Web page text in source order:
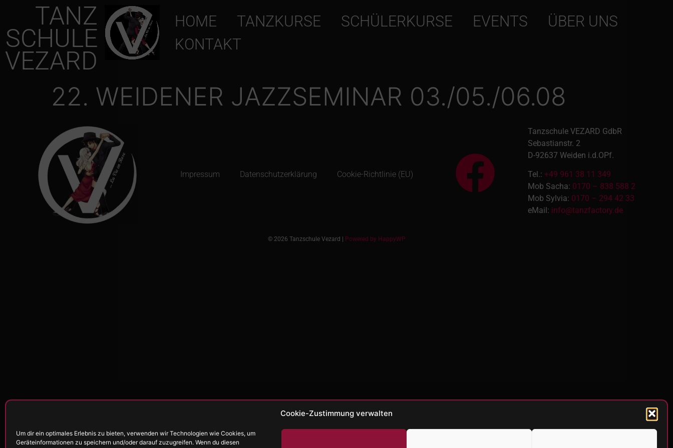
Cookie-Zustimmung verwalten
Um dir ein optimales Erlebnis zu bieten, verwenden wir Technologien wie Cookies, um
Geräteinformationen zu speichern und/oder darauf zuzugreifen. Wenn du diesen
TANZ
SCHULE
VEZARD
HOME TANZKURSE SCHÜLERKURSE EVENTS
ÜBER UNS
KONTAKT
22. WEIDENER JAZZSEMINAR 03./05./06.08
Impressum Datenschutzerklärung Cookie-Richtlinie (EU)
Tanzschule VEZARD GdbR
Sebastianstr. 2
D-92637 Weiden i.d.OPf.
Tel.:+49 961 38 11 349
Mob Sacha: 0170 – 838 588 2
Mob Sylvia: 0170 – 294 42 33
eMail: info@tanzfactory.de
© 2026 Tanzschule Vezard | Powered by HappyWP